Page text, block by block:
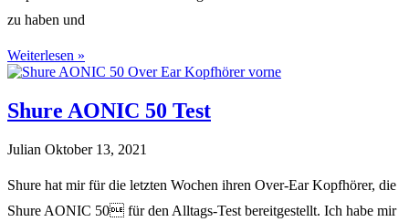
zu haben und
Weiterlesen »
Shure AONIC 50 Test
Julian Oktober 13, 2021
Shure hat mir für die letzten Wochen ihren Over-Ear Kopfhörer, die
Shure AONIC 50 für den Alltags-Test bereitgestellt. Ich habe mir